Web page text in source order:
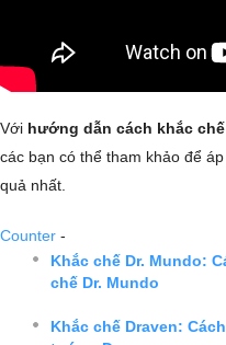
Với hướng dẫn cách khắc
các bạn có thể tham khảo để
quả nhất.
Counter -
Khắc chế Dr. Mundo:
chế Dr. Mundo
Khắc chế Draven: